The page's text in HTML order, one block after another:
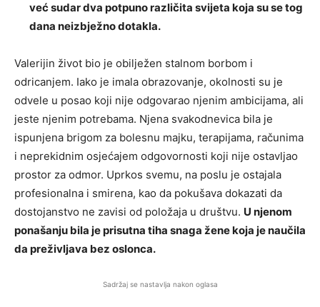
već sudar dva potpuno različita svijeta koja su se tog
dana neizbježno dotakla.
Valerijin život bio je obilježen stalnom borbom i
odricanjem. Iako je imala obrazovanje, okolnosti su je
odvele u posao koji nije odgovarao njenim ambicijama, ali
jeste njenim potrebama. Njena svakodnevica bila je
ispunjena brigom za bolesnu majku, terapijama, računima
i neprekidnim osjećajem odgovornosti koji nije ostavljao
prostor za odmor. Uprkos svemu, na poslu je ostajala
profesionalna i smirena, kao da pokušava dokazati da
dostojanstvo ne zavisi od položaja u društvu. U njenom
ponašanju bila je prisutna tiha snaga žene koja je naučila
da preživljava bez oslonca.
Sadržaj se nastavlja nakon oglasa